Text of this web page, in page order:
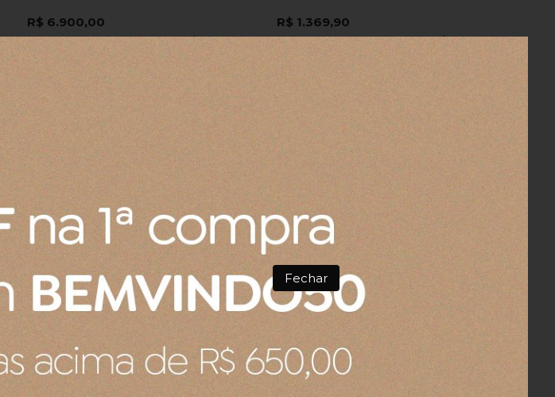
R$ 6.900,00
10x sem jurosno cartãodeR$ 690,00
R$ 6.555,00
R$ 1.369,90
10x sem jurosno cartãodeR$ 136,99
Toalha de Banho Bordada Festons Yves
Delorme Paris 70 x 140 cm
COMPRAR
Toalha de Lavabo Bordada Festons Yves
Delorme Paris 45 x 70 cm
Fechar